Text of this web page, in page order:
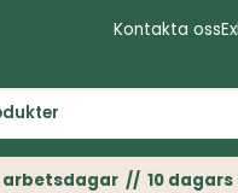
Kontakta oss
arbetsdagar // 10